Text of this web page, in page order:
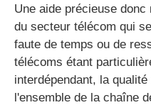
Une aide précieuse
du secteur télécom qui
faute de temps ou de
télécoms étant
interdépendant, la
l'ensemble de la chaîne